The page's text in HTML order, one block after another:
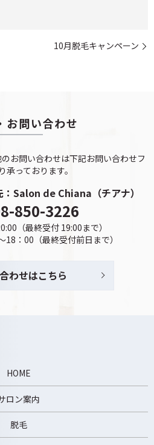
10月脱毛キャンペーン
お問い合わせ
お問い合わせは下記お問い合わせフ
承っております。
Salon de Chiana（チアナ）
850-3226
（最終受付 19:00まで）
18：00（最終受付前日まで）
わせはこちら
HOME
ロン案内
脱毛